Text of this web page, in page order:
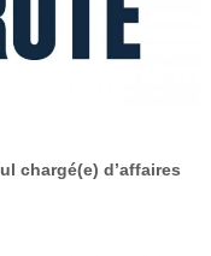
chargé(e) d’affaires